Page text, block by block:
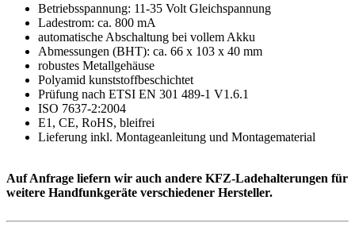
Betriebsspannung: 11-35 Volt Gleichspannung
Ladestrom: ca. 800 mA
automatische Abschaltung bei vollem Akku
Abmessungen (BHT): ca. 66 x 103 x 40 mm
robustes Metallgehäuse
Polyamid kunststoffbeschichtet
Prüfung nach ETSI EN 301 489-1 V1.6.1
ISO 7637-2:2004
E1, CE, RoHS, bleifrei
Lieferung inkl. Montageanleitung und Montagematerial
Auf Anfrage liefern wir auch andere KFZ-Ladehalterungen für
weitere Handfunkgeräte verschiedener Hersteller.